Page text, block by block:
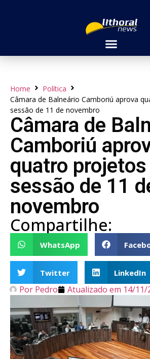
Home
Política
Câmara de Balneário Camboriú aprova
sessão de 11 de novembro
Câmara de
Camboriú
quatro
sessão de 11
novembro
Compartilhe:
WhatsApp
Twitter LinkedIn
Por Pedro Atualizado em 14/11/